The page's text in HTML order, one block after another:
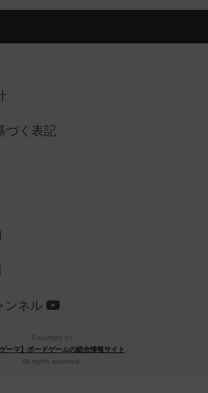
づく表記
ンネル
Copyright (c)
ゲーマ】ボードゲームの総合情報サイト
All rights reserved.